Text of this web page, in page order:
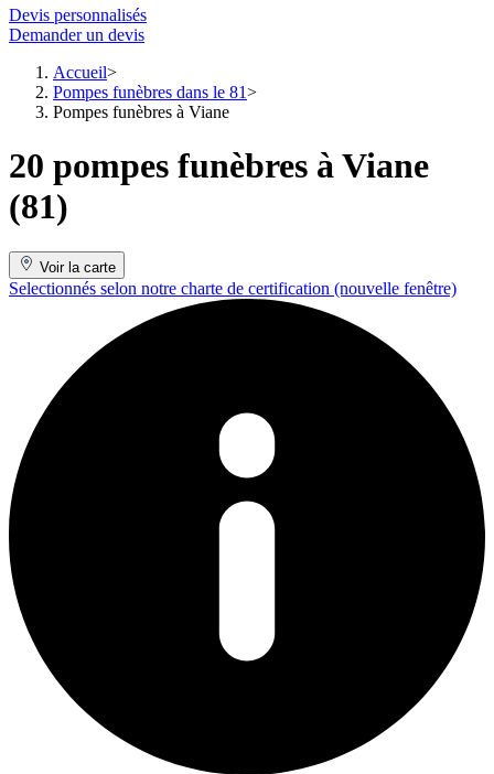
Devis personnalisés
Demander un devis
Accueil
Pompes funèbres dans le 81
Pompes funèbres à Viane
20 pompes funèbres à Viane
(81)
Voir la carte
Selectionnés selon notre charte de certification (nouvelle fenêtre)